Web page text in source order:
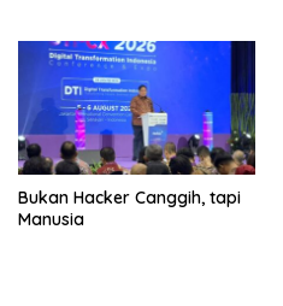
Bukan Hacker Canggih, tapi
Manusia